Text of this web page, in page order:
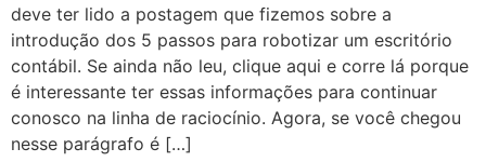
deve ter lido a postagem que fizemos sobre a
introdução dos 5 passos para robotizar um escritório
contábil. Se ainda não leu, clique aqui e corre lá porque
é interessante ter essas informações para continuar
conosco na linha de raciocínio. Agora, se você chegou
nesse parágrafo é […]